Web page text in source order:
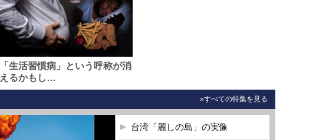
「生活習慣病」という呼称が消
えるかもし…
»すべての特集を見る
台湾「麗しの島」の実像